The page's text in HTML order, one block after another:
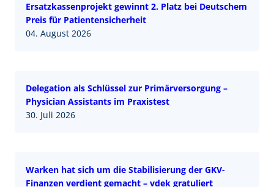
Ersatzkassenprojekt gewinnt 2. Platz bei Deutschem
Preis für Patientensicherheit
04. August 2026
Delegation als Schlüssel zur Primärversorgung –
Physician Assistants im Praxistest
30. Juli 2026
Warken hat sich um die Stabilisierung der GKV-
Finanzen verdient gemacht – vdek gratuliert